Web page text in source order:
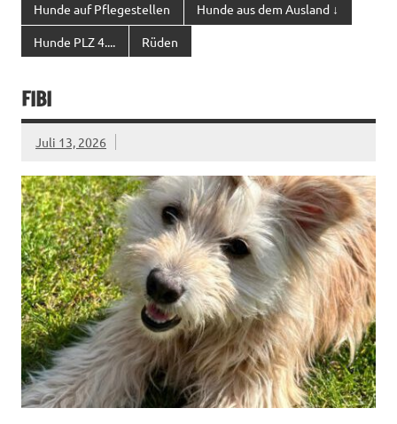
Hunde auf Pflegestellen Hunde aus dem Ausland ↓
Hunde PLZ 4.... Rüden
FIBI
Juli 13, 2026